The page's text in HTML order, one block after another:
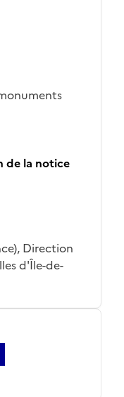
de la notice
Direction
d'Île-de-